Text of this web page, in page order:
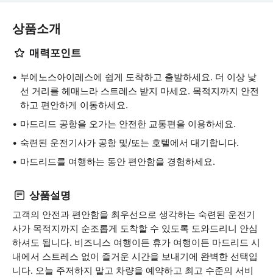
상품소개
매력포인트
부에노스아이레스에 쉽게 도착하고 출발하세요. 더 이상 낯
선 거리를 헤매느라 스트레스 받지 마세요. 목적지까지 안전
하고 편안하게 이동하세요.
마드리드 공항을 오가는 안전한 교통편을 이용하세요.
숙련된 운전기사가 공항 및/또는 호텔에서 대기합니다.
마드리드를 여행하는 동안 편안함을 경험하세요.
상품설명
고객의 안전과 편안함을 최우선으로 생각하는 숙련된 운전기
사가 목적지까지 순조롭게 도착할 수 있도록 도와드리니 안심
하셔도 됩니다. 비즈니스 여행이든 휴가 여행이든 마드리드 시
내에서 스트레스 없이 즐거운 시간을 보내기에 완벽한 선택입
니다. 오늘 주저하지 말고 차량을 예약하고 최고 수준의 서비